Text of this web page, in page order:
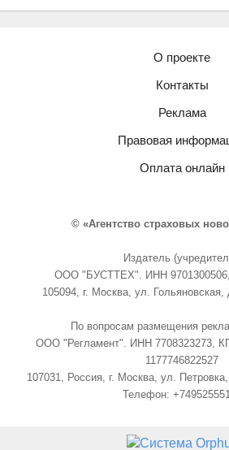
О проекте
Контакты
Реклама
Правовая
Оплата онлайн
© «Агентство страховых
Издатель
ООО "БУСТТЕХ". ИНН
105094, г. Москва, ул.
По вопросам размещения
ООО "Регламент". ИНН 7708323273,
1177746822527
107031, Россия, г. Москва, ул.
Телефон: